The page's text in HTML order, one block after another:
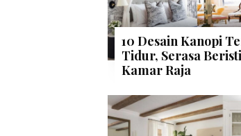
10 Desain Kanopi
Tidur, Serasa
Kamar Raja